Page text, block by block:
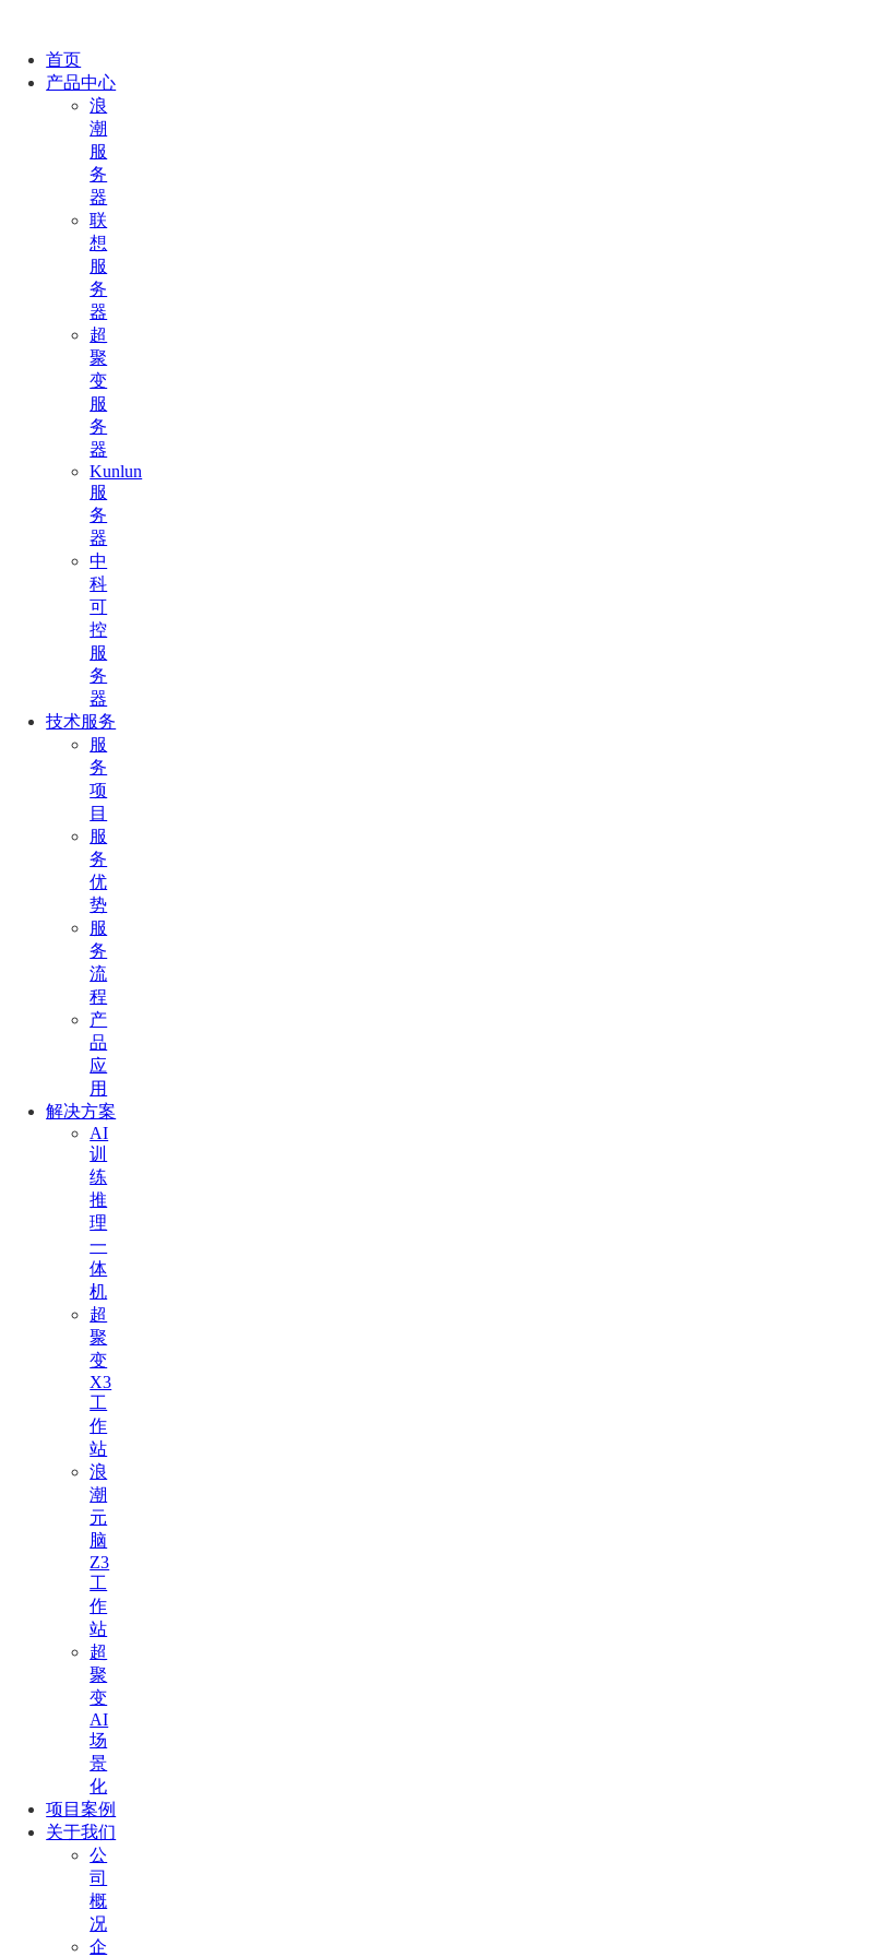
首页
产品中心
浪
潮
服
务
器
联
想
服
务
器
超
聚
变
服
务
器
Kunlun
服
务
器
中
科
可
控
服
务
器
技术服务
服
务
项
目
服
务
优
势
服
务
流
程
产
品
应
用
解决方案
AI
训
练
推
理
一
体
机
超
聚
变
X3
工
作
站
浪
潮
元
脑
Z3
工
作
站
超
聚
变
AI
场
景
化
项目案例
关于我们
公
司
概
况
企